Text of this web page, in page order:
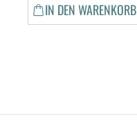
IN DEN WARENKORB